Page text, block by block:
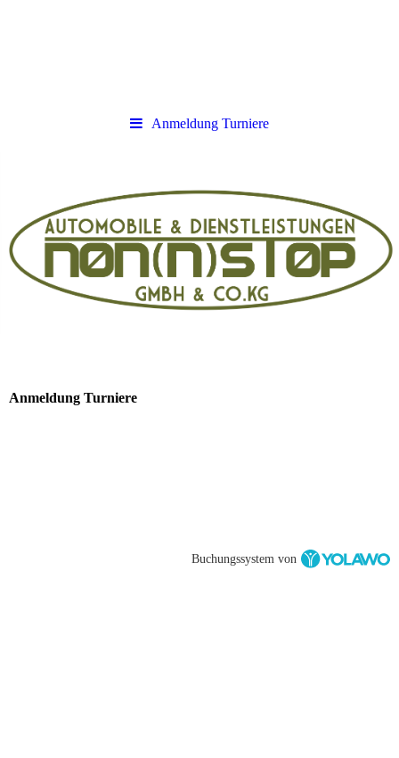
Anmeldung Turniere
Anmeldung Turniere